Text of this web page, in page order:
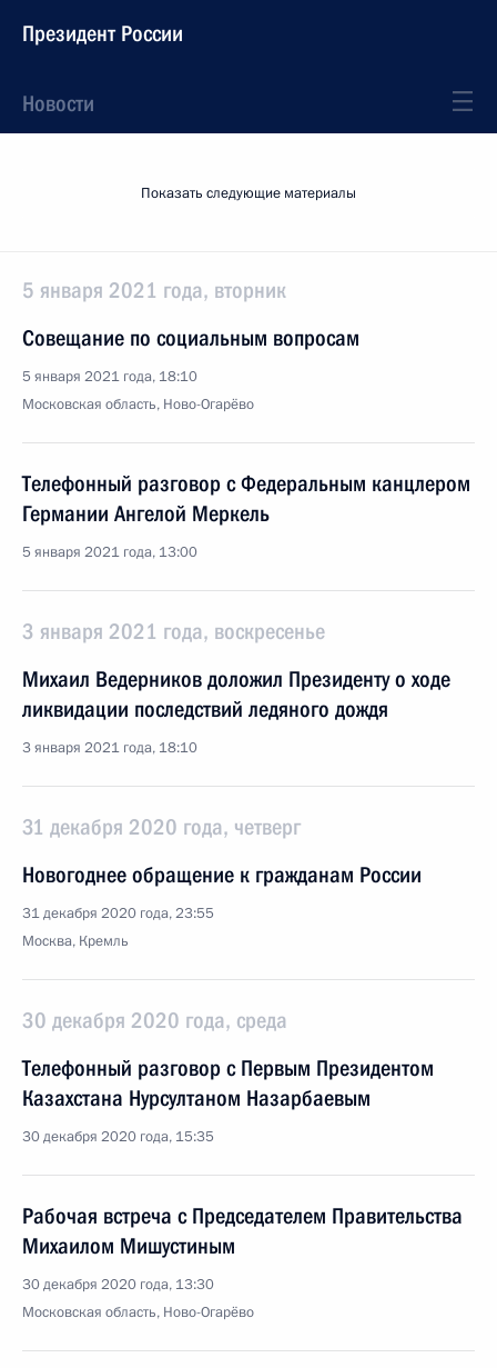
Президент России
Новости
Показать следующие материалы
5 января 2021 года, вторник
Совещание по социальным вопросам
5 января 2021 года, 18:10
Московская область, Ново-Огарёво
Телефонный разговор с Федеральным канцлером
Германии Ангелой Меркель
5 января 2021 года, 13:00
3 января 2021 года, воскресенье
Михаил Ведерников доложил Президенту о ходе
ликвидации последствий ледяного дождя
3 января 2021 года, 18:10
31 декабря 2020 года, четверг
Новогоднее обращение к гражданам России
31 декабря 2020 года, 23:55
Москва, Кремль
30 декабря 2020 года, среда
Телефонный разговор с Первым Президентом
Казахстана Нурсултаном Назарбаевым
30 декабря 2020 года, 15:35
Рабочая встреча с Председателем Правительства
Михаилом Мишустиным
30 декабря 2020 года, 13:30
Московская область, Ново-Огарёво